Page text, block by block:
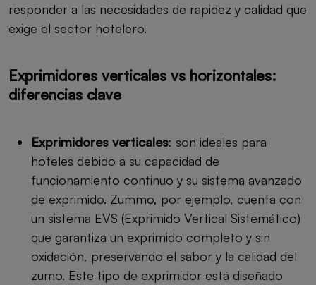
responder a las necesidades de rapidez y calidad que
exige el sector hotelero.
Exprimidores verticales vs horizontales:
diferencias clave
Exprimidores verticales: son ideales para
hoteles debido a su capacidad de
funcionamiento continuo y su sistema avanzado
de exprimido. Zummo, por ejemplo, cuenta con
un sistema EVS (Exprimido Vertical Sistemático)
que garantiza un exprimido completo y sin
oxidación, preservando el sabor y la calidad del
zumo. Este tipo de exprimidor está diseñado